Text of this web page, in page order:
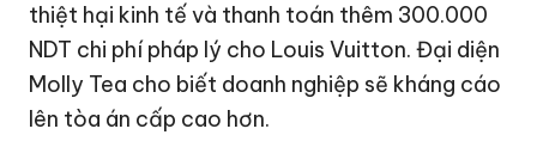
thiệt hại kinh tế và thanh toán thêm 300.000
NDT chi phí pháp lý cho Louis Vuitton. Đại diện
Molly Tea cho biết doanh nghiệp sẽ kháng cáo
lên tòa án cấp cao hơn.